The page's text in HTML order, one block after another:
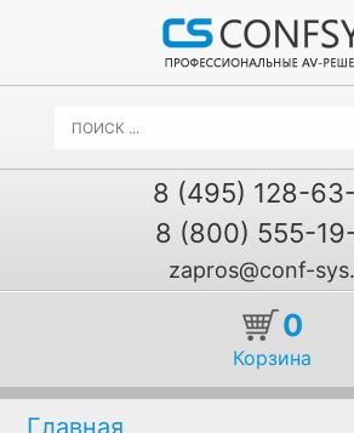
8 (495) 128-
8 (800) 555-
zapros@conf-
0
Корзина
Главная